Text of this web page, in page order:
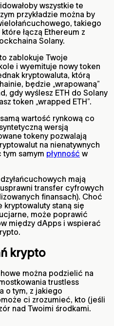
wszystkie te
przykładzie można by
takiego
łączą Ethereum z
Solany.
zablokuje Twoje
i wyemituje nowy token
kryptowaluta, którą
będzie „wrapowaną”
gdy wyślesz ETH do Solany
token „wrapped ETH”.
wartość rynkową co
wersją
tokeny pozwalają
na nienatywnych
samym płynność w
mają
transfer cyfrowych
finansach). Choć
kryptowaluty staną się
może poprawić
między dApps i wspierać
krypto
można podzielić na
trustless
o tym, z jakiego
ci zrozumieć, kto (jeśli
nad Twoimi środkami.